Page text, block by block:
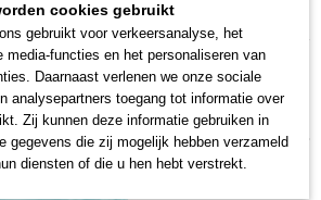
>Zadelhoezen
cookies gebruikt
gebruikt voor verkeersanalyse, het
media-functies en het personaliseren van
Daarnaast verlenen we onze sociale
analysepartners toegang tot informatie over
Zij kunnen deze informatie gebruiken in
gegevens die zij mogelijk hebben verzameld
diensten of die u hen hebt verstrekt.